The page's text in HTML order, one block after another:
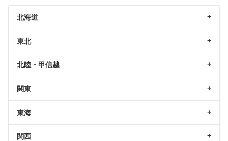
北海道
東北
北陸・甲信越
関東
東海
関西